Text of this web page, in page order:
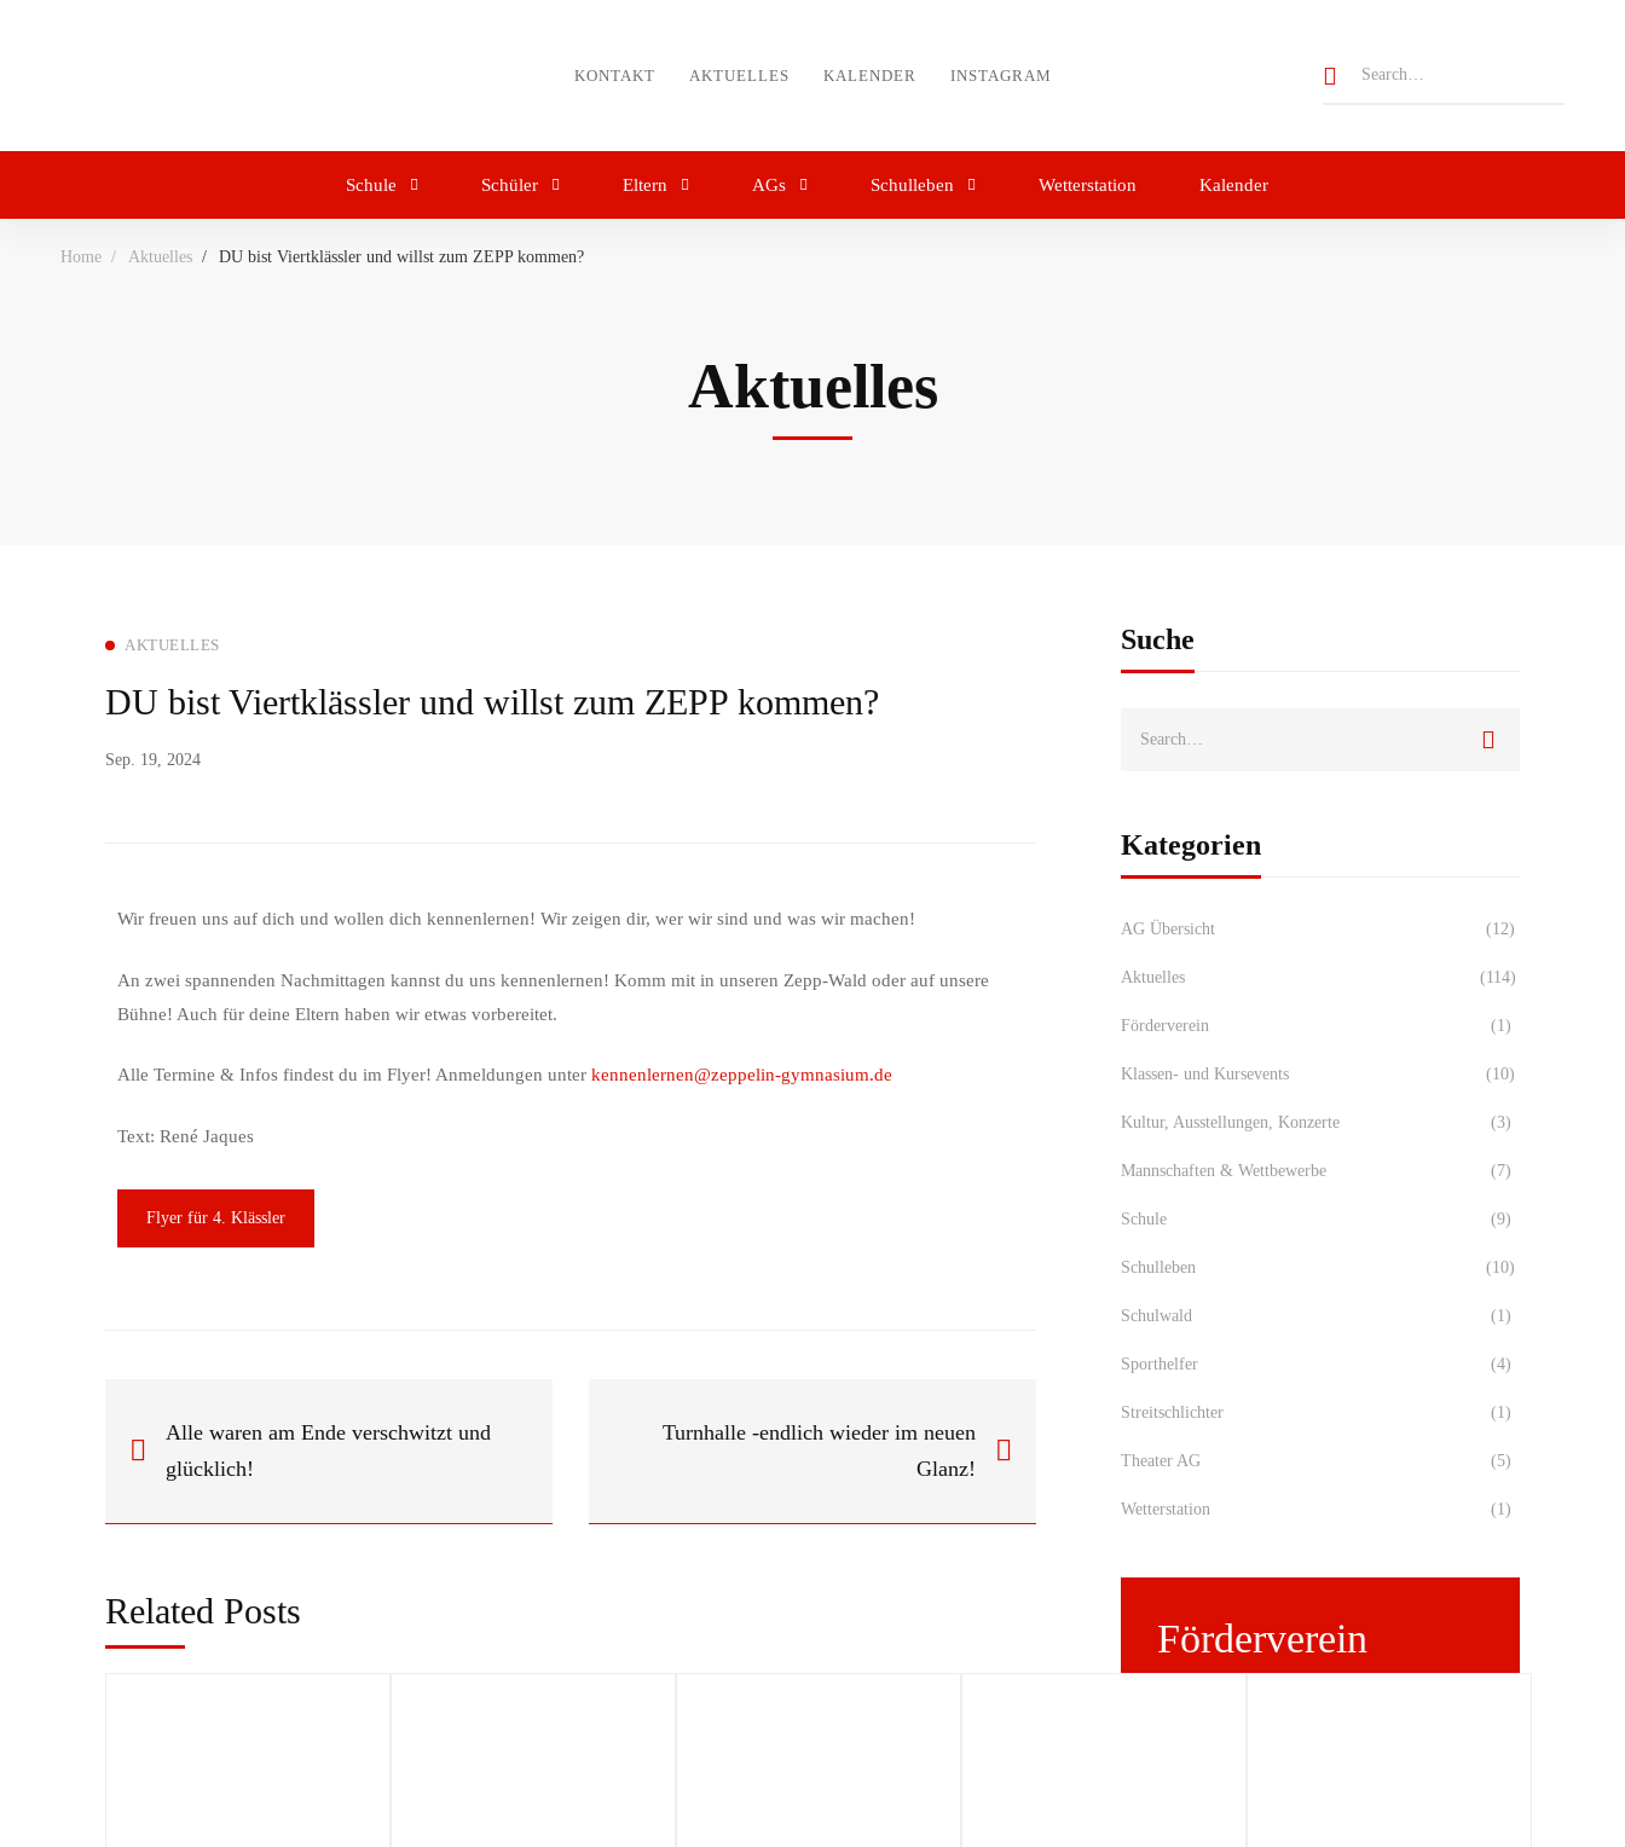
KONTAKT AKTUELLES KALENDER INSTAGRAM
Schule Schüler Eltern AGs Schulleben Wetterstation Kalender
Home Aktuelles DU bist Viertklässler und willst zum ZEPP kommen?
Aktuelles
AKTUELLES
DU bist Viertklässler und willst zum ZEPP kommen?
Sep. 19, 2024
Wir freuen uns auf dich und wollen dich kennenlernen! Wir zeigen dir, wer wir sind und was wir machen!
An zwei spannenden Nachmittagen kannst du uns kennenlernen! Komm mit in unseren Zepp-Wald oder auf unsere
Bühne! Auch für deine Eltern haben wir etwas vorbereitet.
Alle Termine & Infos findest du im Flyer! Anmeldungen unter kennenlernen@zeppelin-gymnasium.de
Text: René Jaques
Flyer für 4. Klässler
Alle waren am Ende verschwitzt und
glücklich!
Turnhalle -endlich wieder im neuen
Glanz!
Related Posts
Suche
Kategorien
AG Übersicht (12)
Aktuelles (114)
Förderverein (1)
Klassen- und Kursevents (10)
Kultur, Ausstellungen, Konzerte (3)
Mannschaften & Wettbewerbe (7)
Schule (9)
Schulleben (10)
Schulwald (1)
Sporthelfer (4)
Streitschlichter (1)
Theater AG (5)
Wetterstation (1)
Förderverein